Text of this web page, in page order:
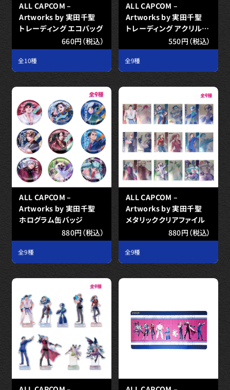
ALL CAPCOM –
Artworks by 実田千聖
トレーディング エコバッグ
660円（税込）
全10種
ALL CAPCOM –
Artworks by 実田千聖
トレーディング アクリルキ
550円（税込）
全9種
ALL CAPCOM –
Artworks by 実田千聖
ホログラム缶バッジ
880円（税込）
全9種
ALL CAPCOM –
Artworks by 実田千聖
メタリッククリアファイル
880円（税込）
全9種